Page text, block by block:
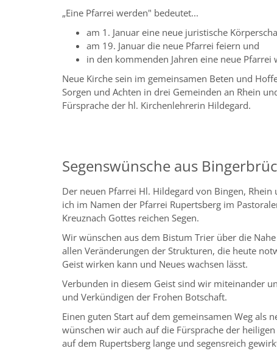
„Eine Pfarrei werden" bedeutet...
am 1. Januar eine neue juristische
am 19. Januar die neue Pfarrei feiern und
in den kommenden Jahren eine neue Pfarrei
Neue Kirche sein im gemeinsamen Beten und
Sorgen und Achten in drei Gemeinden an Rhein
Fürsprache der hl. Kirchenlehrerin Hildegard.
Segenswünsche aus
Der neuen Pfarrei Hl. Hildegard von Bingen, Rhein
ich im Namen der Pfarrei Rupertsberg im
Kreuznach Gottes reichen Segen.
Wir wünschen aus dem Bistum Trier über die
allen Veränderungen der Strukturen, die heute
Geist wirken kann und Neues wachsen lässt.
Verbunden in diesem Geist sind wir miteinander
und Verkündigen der Frohen Botschaft.
Einen guten Start auf dem gemeinsamen Weg als
wünschen wir auch auf die Fürsprache der
auf dem Rupertsberg lange und segensreich